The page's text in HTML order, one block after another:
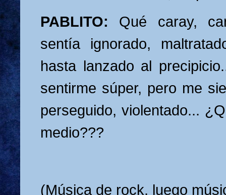
PABLITO: Qué caray,
sentía ignorado,
hasta lanzado al
sentirme súper, pero me
perseguido, violentado...
medio???
(Música de rock, luego